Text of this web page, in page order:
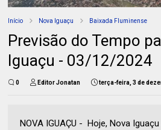
Início Nova Iguaçu Baixada Fluminense
Previsão do Tempo
Iguaçu - 03/12/2024
0 Editor Jonatan terça-feira, 3 de
NOVA IGUAÇU - Hoje, Nova